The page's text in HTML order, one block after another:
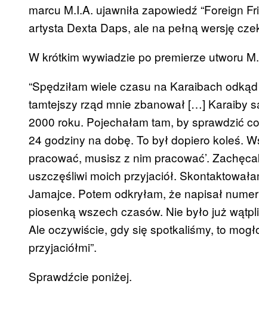
marcu M.I.A. ujawniła zapowiedź “Foreign
artysta Dexta Daps, ale na pełną wersję
W krótkim wywiadzie po premierze utworu
“Spędziłam wiele czasu na Karaibach
tamtejszy rząd mnie zbanował […] Karaiby
2000 roku. Pojechałam tam, by sprawdzić
24 godziny na dobę. To był dopiero koleś.
pracować, musisz z nim pracować’.
uszczęśliwi moich przyjaciół.
Jamajce. Potem odkryłam, że napisał
piosenką wszech czasów. Nie było już
Ale oczywiście, gdy się spotkaliśmy, to
przyjaciółmi”.
Sprawdźcie poniżej.